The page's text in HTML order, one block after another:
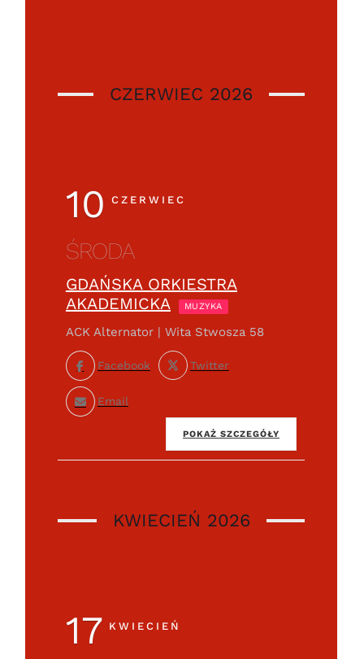
CZERWIEC 2026
10 CZERWIEC
ŚRODA
GDAŃSKA ORKIESTRA
AKADEMICKA
MUZYKA
ACK Alternator | Wita Stwosza 58
Facebook Twitter
Email
POKAŻ SZCZEGÓŁY
KWIECIEŃ 2026
17 KWIECIEŃ